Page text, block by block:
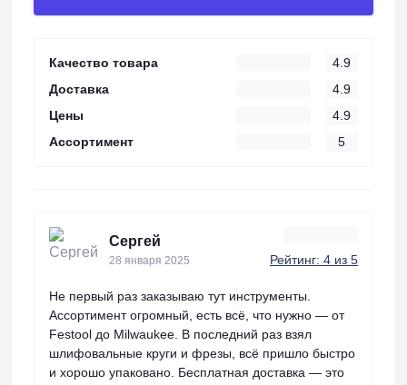
Качество товара
4.9
Доставка
4.9
Цены
4.9
Ассортимент
5
Сергей
28 января 2025 Рейтинг: 4 из 5
Не первый раз заказываю тут инструменты.
Ассортимент огромный, есть всё, что нужно — от
Festool до Milwaukee. В последний раз взял
шлифовальные круги и фрезы, всё пришло быстро
и хорошо упаковано. Бесплатная доставка — это